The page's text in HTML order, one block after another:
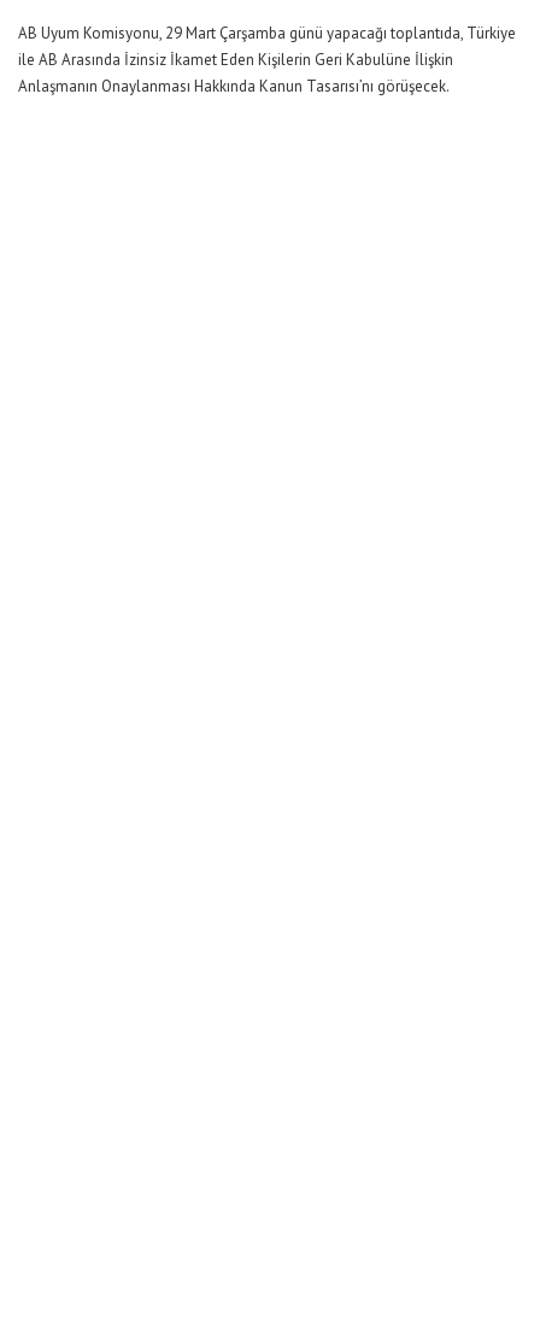
AB Uyum Komisyonu, 29 Mart Çarşamba günü yapacağı toplantıda, Türkiye
ile AB Arasında İzinsiz İkamet Eden Kişilerin Geri Kabulüne İlişkin
Anlaşmanın Onaylanması Hakkında Kanun Tasarısı’nı görüşecek.